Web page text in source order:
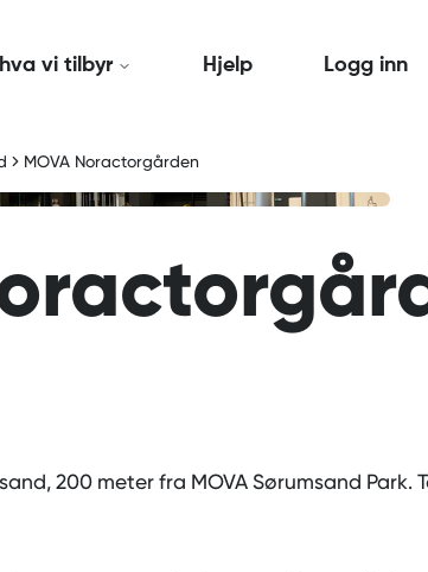
vi tilbyr Hjelp Logg inn
MOVA Noractorgården
200 meter fra MOVA Sørumsand Park.